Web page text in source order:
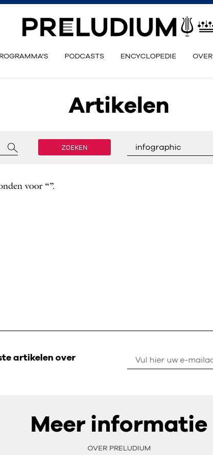
PODCASTS ENCYCLOPEDIE OVER
Artikelen
ZOEKEN infographic
voor “”.
artikelen over
Meer informatie
OVER PRELUDIUM